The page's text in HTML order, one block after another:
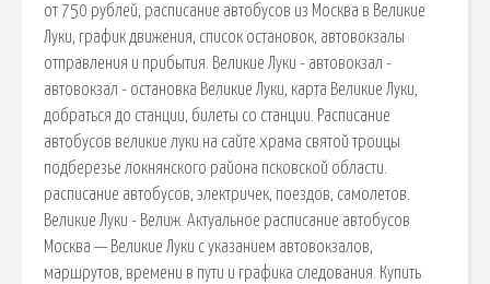
от 750 рублей, расписание автобусов из Москва в Великие
Луки, график движения, список остановок, автовокзалы
отправления и прибытия. Великие Луки - автовокзал -
автовокзал - остановка Великие Луки, карта Великие Луки,
добраться до станции, билеты со станции. Расписание
автобусов великие луки на сайте храма святой троицы
подберезье локнянского района псковской области.
расписание автобусов, электричек, поездов, самолетов.
Великие Луки - Велиж. Актуальное расписание автобусов
Москва — Великие Луки с указанием автовокзалов,
маршрутов, времени в пути и графика следования. Купить